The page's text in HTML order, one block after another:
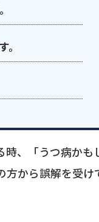
、「うつ病かも
から誤解を受け